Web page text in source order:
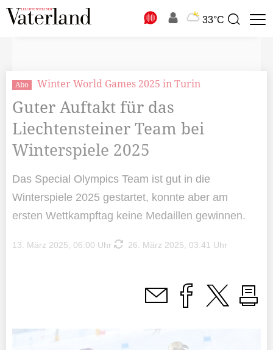
33°C
Suchbegriff
Abo Winter World Games 2025 in Turin
Guter Auftakt für das
Liechtensteiner Team bei
Winterspiele 2025
Das Special Olympics Team ist gut in die
Winterspiele 2025 gestartet, konnte aber am
ersten Wettkampftag keine Medaillen gewinnen.
13. März 2025, 06:00 Uhr 26. März 2025, 03:41 Uhr